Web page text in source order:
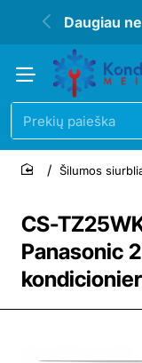
Daugiau
Prekių
paieška
CS-
Panasonic
home
Šilumos